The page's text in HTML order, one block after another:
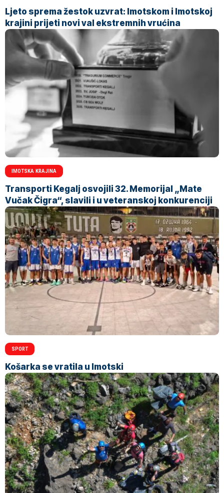
Ljeto sprema žestok uzvrat: Imotskom i Imotskoj
krajini prijeti novi val ekstremnih vrućina
IMOTSKA KRAJINA
Transporti Kegalj osvojili 32. Memorijal „Mate
Vučak Čigra“, slavili i u veteranskoj konkurenciji
SPORT
Košarka se vratila u Imotski